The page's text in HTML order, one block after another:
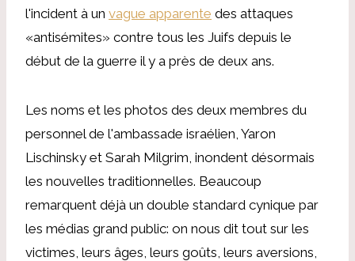
l'incident à un vague apparente des attaques
«antisémites» contre tous les Juifs depuis le
début de la guerre il y a près de deux ans.
Les noms et les photos des deux membres du
personnel de l'ambassade israélien, Yaron
Lischinsky et Sarah Milgrim, inondent désormais
les nouvelles traditionnelles. Beaucoup
remarquent déjà un double standard cynique par
les médias grand public: on nous dit tout sur les
victimes, leurs âges, leurs goûts, leurs aversions,